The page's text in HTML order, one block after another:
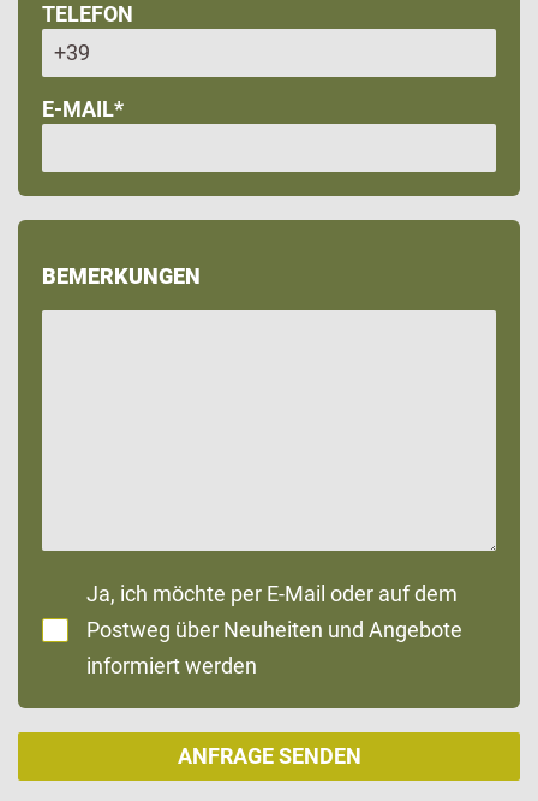
TELEFON
E-MAIL*
BEMERKUNGEN
Ja, ich möchte per E-Mail oder auf dem
Postweg über Neuheiten und Angebote
informiert werden